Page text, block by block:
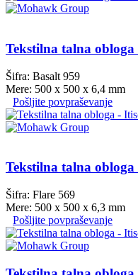
Tekstilna talna
Šifra: Basalt 959
Mere: 500 x 500 x 6,4 mm
Pošljite povpraševanje
Tekstilna talna
Šifra: Flare 569
Mere: 500 x 500 x 6,3 mm
Pošljite povpraševanje